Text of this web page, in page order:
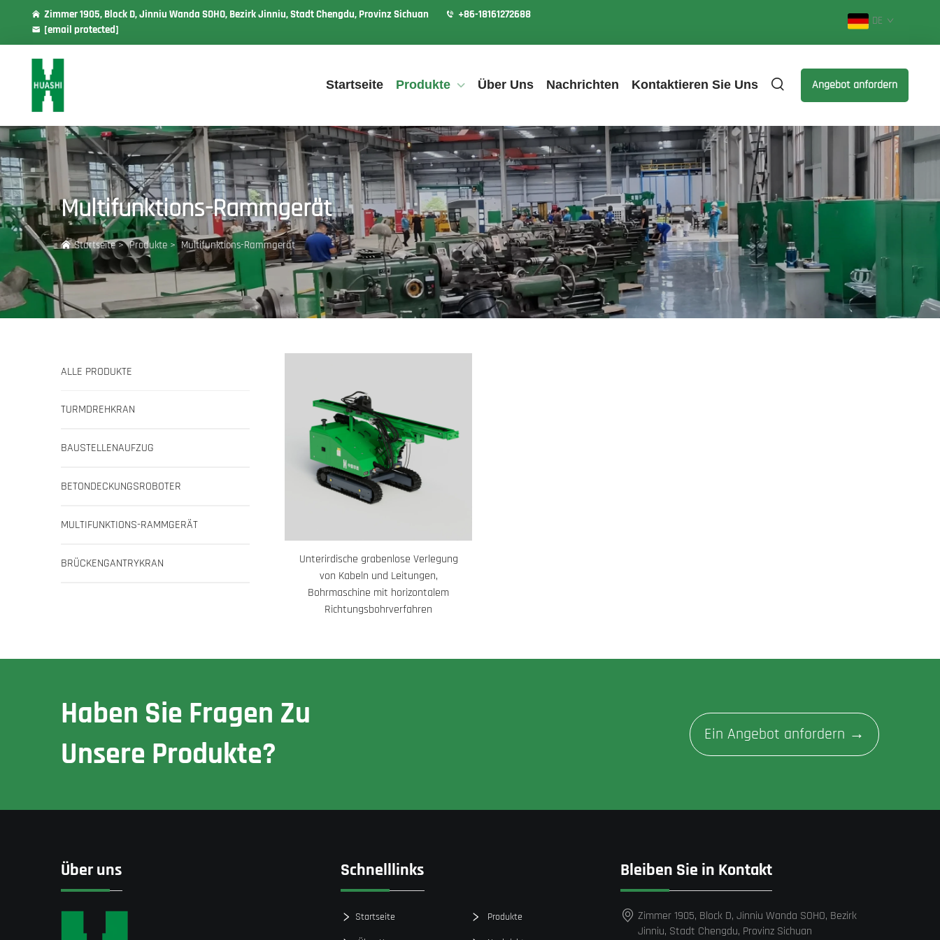
Zimmer 1905, Block D, Jinniu Wanda SOHO, Bezirk Jinniu, Stadt Chengdu, Provinz Sichuan
+86-18161272688
[email protected]
DE
Startseite Produkte Über Uns Nachrichten Kontaktieren Sie Uns Angebot anfordern
Multifunktions-Rammgerät
Startseite>Produkte >Multifunktions-Rammgerät
ALLE PRODUKTE
TURMDREHKRAN
BAUSTELLENAUFZUG
BETONDECKUNGSROBOTER
MULTIFUNKTIONS-RAMMGERÄT
BRÜCKENGANTRYKRAN
Unterirdische grabenlose Verlegung
von Kabeln und Leitungen,
Bohrmaschine mit horizontalem
Richtungsbohrverfahren
Haben Sie Fragen Zu
Unsere Produkte?
Ein Angebot anfordern →
Über uns Schnelllinks
Startseite Produkte
Bleiben Sie in Kontakt
Zimmer 1905, Block D, Jinniu Wanda SOHO, Bezirk
Jinniu, Stadt Chengdu, Provinz Sichuan